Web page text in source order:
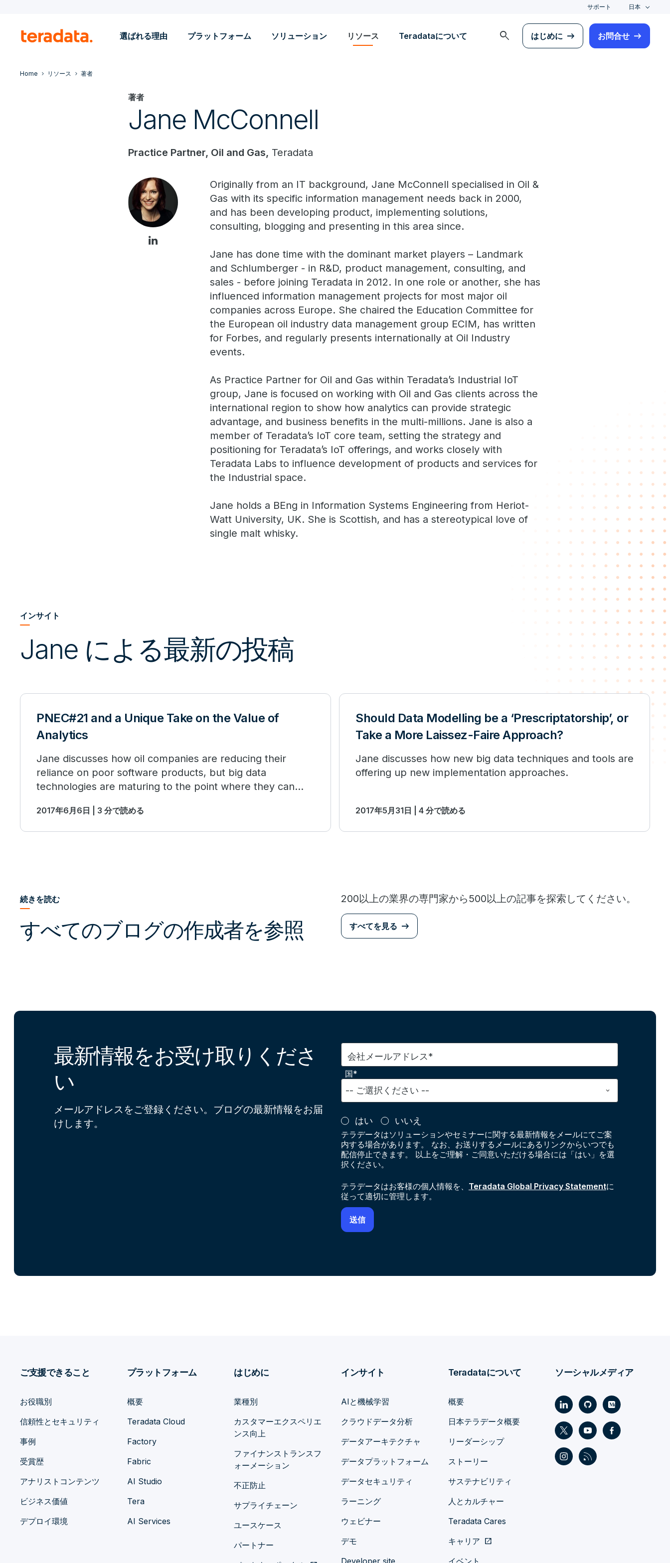
サポート 日本
選ばれる理由 プラットフォーム ソリューション リソース Teradataについて search はじめに お問合せ
Home リソース 著者
著者
Jane McConnell
Practice Partner, Oil and Gas, Teradata
Originally from an IT background, Jane McConnell specialised in Oil &
Gas with its specific information management needs back in 2000,
and has been developing product, implementing solutions,
consulting, blogging and presenting in this area since.
Jane has done time with the dominant market players – Landmark
and Schlumberger - in R&D, product management, consulting, and
sales - before joining Teradata in 2012. In one role or another, she has
influenced information management projects for most major oil
companies across Europe. She chaired the Education Committee for
the European oil industry data management group ECIM, has written
for Forbes, and regularly presents internationally at Oil Industry
events.
As Practice Partner for Oil and Gas within Teradata’s Industrial IoT
group, Jane is focused on working with Oil and Gas clients across the
international region to show how analytics can provide strategic
advantage, and business benefits in the multi-millions. Jane is also a
member of Teradata’s IoT core team, setting the strategy and
positioning for Teradata’s IoT offerings, and works closely with
Teradata Labs to influence development of products and services for
the Industrial space.
Jane holds a BEng in Information Systems Engineering from Heriot-
Watt University, UK. She is Scottish, and has a stereotypical love of
single malt whisky.
インサイト
Jane による最新の投稿
PNEC#21 and a Unique Take on the Value of
Analytics
Jane discusses how oil companies are reducing their
reliance on poor software products, but big data
technologies are maturing to the point where they can
2017年6月6日 | 3 分で読める
Should Data Modelling be a ‘Prescriptatorship’, or
Take a More Laissez-Faire Approach?
Jane discusses how new big data techniques and tools are
offering up new implementation approaches.
2017年5月31日 | 4 分で読める
続きを読む
すべてのブログの作成者を参照
200以上の業界の専門家から500以上の記事を探索してください。
すべてを見る
最新情報をお受け取りくださ
い
メールアドレスをご登録ください。ブログの最新情報をお届
けします。
会社メールアドレス*
国*
はい いいえ
テラデータはソリューションやセミナーに関する最新情報をメールにてご案
内する場合があります。 なお、お送りするメールにあるリンクからいつでも
配信停止できます。 以上をご理解・ご同意いただける場合には「はい」を選
択ください。
テラデータはお客様の個人情報を、 Teradata Global Privacy Statementに
従って適切に管理します。
ご支援できること
お役職別
信頼性とセキュリティ
事例
受賞歴
アナリストコンテンツ
ビジネス価値
デプロイ環境
プラットフォーム
概要
Teradata Cloud
Factory
Fabric
AI Studio
Tera
AI Services
はじめに
業種別
カスタマーエクスペリエ
ンス向上
ファイナンストランスフ
ォーメーション
不正防止
サプライチェーン
ユースケース
パートナー
インサイト
AIと機械学習
クラウドデータ分析
データアーキテクチャ
データプラットフォーム
データセキュリティ
ラーニング
ウェビナー
デモ
Developer site
Teradataについて
概要
日本テラデータ概要
リーダーシップ
ストーリー
サステナビリティ
人とカルチャー
Teradata Cares
キャリア open_in_new
イベント
ソーシャルメディア